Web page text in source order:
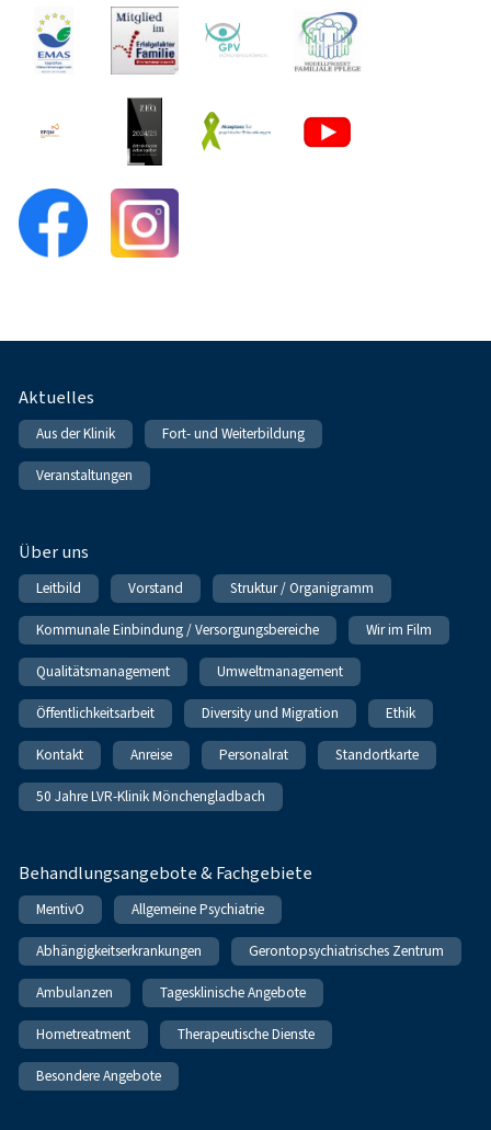
Fußnavigation
Aktuelles
Aus der Klinik Fort- und Weiterbildung
Veranstaltungen
Über uns
Leitbild Vorstand Struktur / Organigramm
Kommunale Einbindung / Versorgungsbereiche Wir im Film
Qualitätsmanagement Umweltmanagement
Öffentlichkeitsarbeit Diversity und Migration Ethik
Kontakt Anreise Personalrat Standortkarte
50 Jahre LVR-Klinik Mönchengladbach
Behandlungsangebote & Fachgebiete
MentivO Allgemeine Psychiatrie
Abhängigkeitserkrankungen Gerontopsychiatrisches Zentrum
Ambulanzen Tagesklinische Angebote
Hometreatment Therapeutische Dienste
Besondere Angebote